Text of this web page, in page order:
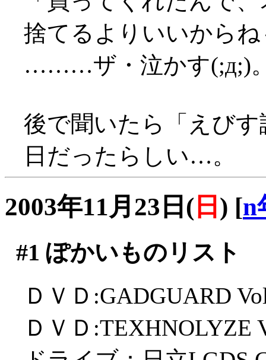
捨てるよりいいから
………ザ・泣かす(;д;)
後で聞いたら「えび
日だったらしい…。
2003年11月23日( 日 ) [n
#1 ぽかいものリスト
ＤＶＤ:GADGUARD
ＤＶＤ:TEXHNOLYZE